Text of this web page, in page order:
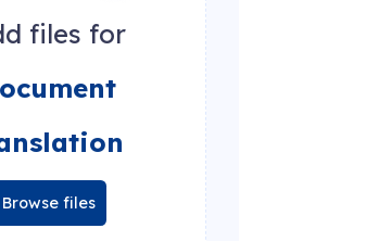
files for
Browse files